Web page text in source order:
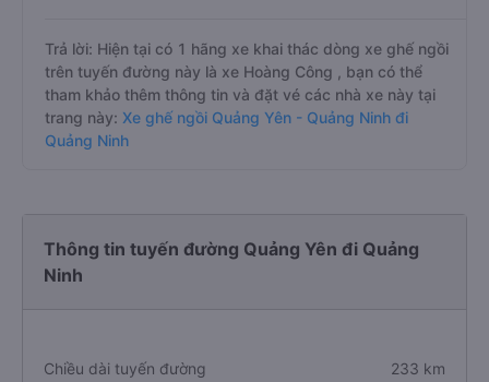
Trả lời: Hiện tại có 1 hãng xe khai thác dòng xe ghế ngồi
trên tuyến đường này là xe Hoàng Công , bạn có thể
tham khảo thêm thông tin và đặt vé các nhà xe này tại
trang này: Xe ghế ngồi Quảng Yên - Quảng Ninh đi
Quảng Ninh
Thông tin tuyến đường Quảng Yên đi Quảng
Ninh
Chiều dài tuyến đường 233 km